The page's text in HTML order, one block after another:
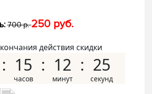
700 р.250 руб.
действия скидки
15 12 24